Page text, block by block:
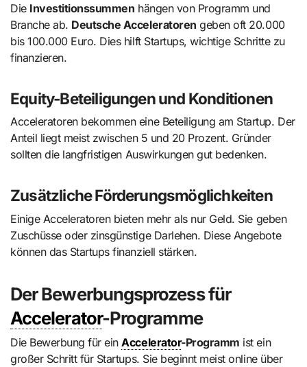
Die Investitionssummen hängen von Programm und
Branche ab. Deutsche Acceleratoren geben oft 20.000
bis 100.000 Euro. Dies hilft Startups, wichtige Schritte zu
finanzieren.
Equity-Beteiligungen und Konditionen
Acceleratoren bekommen eine Beteiligung am Startup. Der
Anteil liegt meist zwischen 5 und 20 Prozent. Gründer
sollten die langfristigen Auswirkungen gut bedenken.
Zusätzliche Förderungsmöglichkeiten
Einige Acceleratoren bieten mehr als nur Geld. Sie geben
Zuschüsse oder zinsgünstige Darlehen. Diese Angebote
können das Startups finanziell stärken.
Der Bewerbungsprozess für
Accelerator-Programme
Die Bewerbung für einAccelerator-Programm ist ein
großer Schritt für Startups. Sie beginnt meist online über